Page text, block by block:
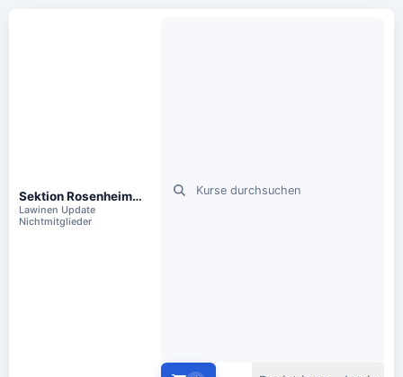
Sektion Rosenheim des DAV e.V.
Lawinen Update
Nichtmitglieder